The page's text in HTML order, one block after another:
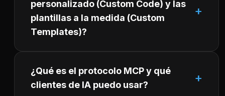
personalizado (Custom Code) y las
plantillas a la medida (Custom
Templates)?
¿Qué es el protocolo MCP y qué
clientes de IA puedo usar?